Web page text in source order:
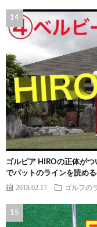
ゴルピア HIROの正体が
でパットのラインを読め
2018.02.17 ゴルフの